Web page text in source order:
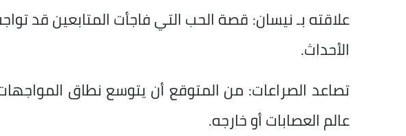
علاقته بـ نيسان: قصة الحب التي فاجأت المتابعين قد
الأحداث.
تصاعد الصراعات: من المتوقع أن يتوسع نطاق
عالم العصابات أو خارجه.